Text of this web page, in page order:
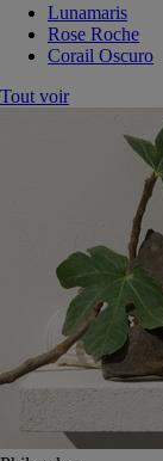
Lunamaris
Rose Roche
Corail Oscuro
Tout voir